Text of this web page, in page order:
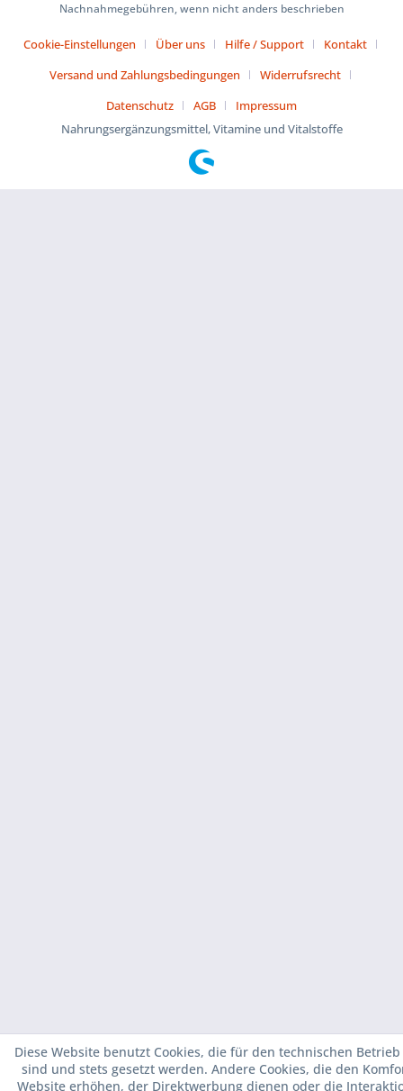
Nachnahmegebühren, wenn nicht anders beschrieben
Cookie-Einstellungen Über uns Hilfe / Support
Kontakt
Versand und Zahlungsbedingungen
Widerrufsrecht
Datenschutz
AGB
Impressum
Nahrungsergänzungsmittel, Vitamine und Vitalstoffe
Diese Website benutzt Cookies, die für den technischen
sind und stets gesetzt werden. Andere Cookies, die den
Website erhöhen, der Direktwerbung dienen oder die